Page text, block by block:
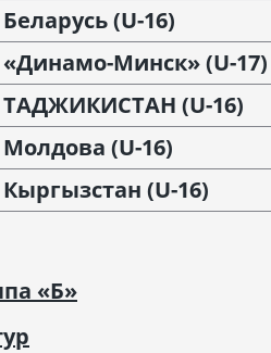
Беларусь(U-16)
«Динамо-Минск»(U-17)
ТАДЖИКИСТАН (U-16)
Молдова (U-16)
Кыргызстан (U-16)
«Б»